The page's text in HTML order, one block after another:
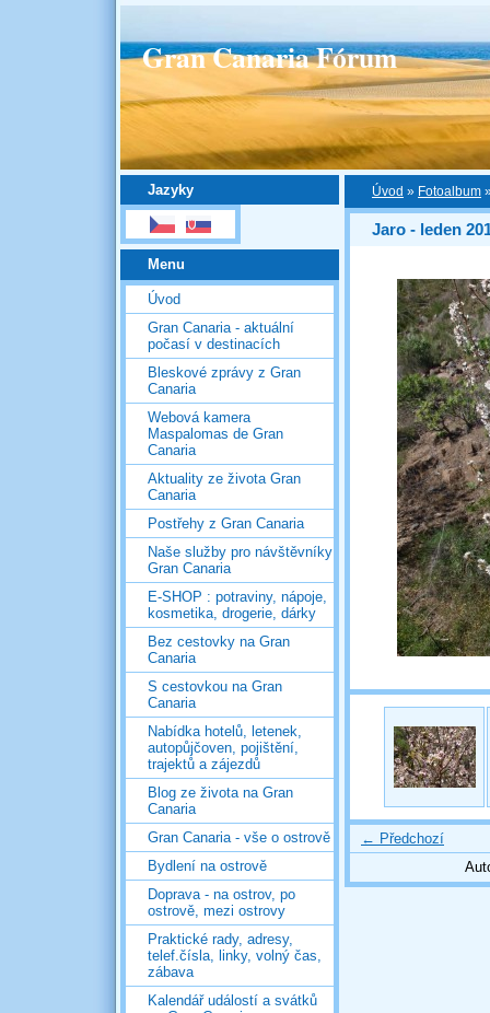
Gran Canaria Fórum
Jazyky
Menu
Úvod
Gran Canaria - aktuální
počasí v destinacích
Bleskové zprávy z Gran
Canaria
Webová kamera
Maspalomas de Gran
Canaria
Aktuality ze života Gran
Canaria
Postřehy z Gran Canaria
Naše služby pro návštěvníky
Gran Canaria
E-SHOP : potraviny, nápoje,
kosmetika, drogerie, dárky
Bez cestovky na Gran
Canaria
S cestovkou na Gran
Canaria
Nabídka hotelů, letenek,
autopůjčoven, pojištění,
trajektů a zájezdů
Blog ze života na Gran
Canaria
Gran Canaria - vše o ostrově
Bydlení na ostrově
Doprava - na ostrov, po
ostrově, mezi ostrovy
Praktické rady, adresy,
telef.čísla, linky, volný čas,
zábava
Kalendář událostí a svátků
Úvod » Fotoalbum
Jaro - leden
← Předchozí